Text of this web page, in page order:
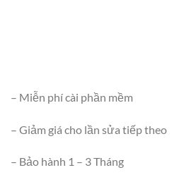
– Miễn phí cài phần mềm
– Giảm giá cho lần sửa tiếp theo
– Bảo hành 1 – 3 Tháng